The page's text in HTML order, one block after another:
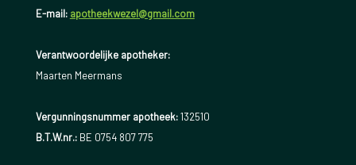
E-mail: apotheekwezel@gmail.com
Verantwoordelijke apotheker:
Maarten Meermans
Vergunningsnummer apotheek:132510
B.T.W.nr.:BE 0754 807 775